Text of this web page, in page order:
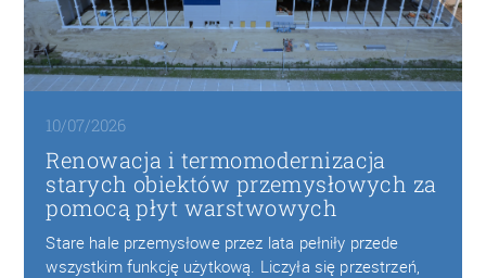
10/07/2026
Renowacja i termomodernizacja
starych obiektów przemysłowych za
pomocą płyt warstwowych
Stare hale przemysłowe przez lata pełniły przede
wszystkim funkcję użytkową. Liczyła się przestrzeń,